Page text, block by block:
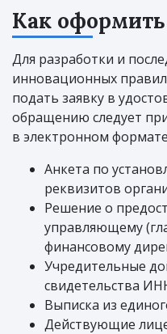
Как оформить
Для разработки и
инновационных
подать заявку в
обращению следует
в электронном
Анкета по
реквизитов
Решение о
управляющему
финансовому
Учредительные
свидетельства
Выписка из
Действующие